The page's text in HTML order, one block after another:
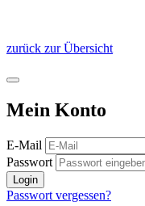
zurück zur Übersicht
Mein Konto
E-Mail
Passwort
Login
Passwort vergessen?